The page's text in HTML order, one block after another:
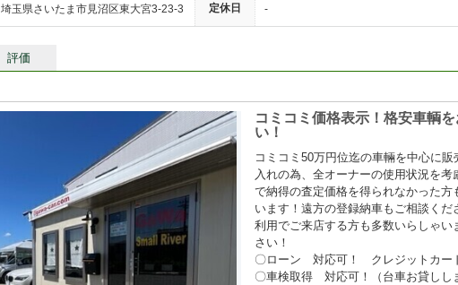
埼玉県さいたま市見沼区東大宮3-23-3 定休日 -
評価
コミコミ価格表示！格安車輌
い！
コミコミ50万円位迄の車輛を中心に
入れの為、全オーナーの使用状況を
で納得の査定価格を得られなかった
います！遠方の登録納車もご相談く
利用でご来店する方も多数いらしゃ
さい！
〇ローン 対応可！ クレジットカー
〇車検取得 対応可！（台車お貸しし